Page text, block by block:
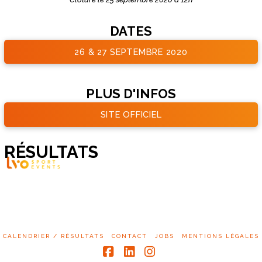
DATES
26 & 27 SEPTEMBRE 2020
PLUS D'INFOS
SITE OFFICIEL
RÉSULTATS
CALENDRIER / RÉSULTATS CONTACT JOBS MENTIONS LÉGALES